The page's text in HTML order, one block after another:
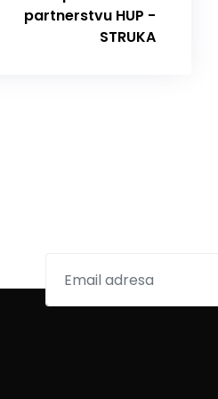
partnerstvu HUP -
STRUKA